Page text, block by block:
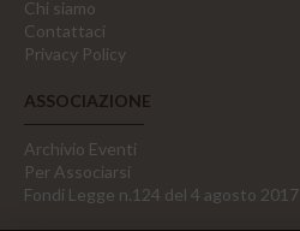
Chi siamo
Contattaci
Privacy Policy
ASSOCIAZIONE
Archivio Eventi
Per Associarsi
Fondi Legge n.124 del 4 agosto 2017